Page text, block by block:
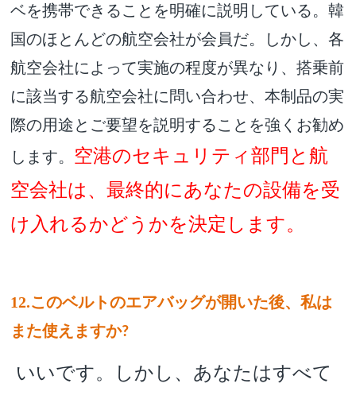
ベを携帯できることを明確に説明している。韓
国のほとんどの航空会社が会員だ。しかし、各
航空会社によって実施の程度が異なり、搭乗前
に該当する航空会社に問い合わせ、本制品の実
際の用途とご要望を説明することを強くお勧め
します。 空港のセキュリティ部門と航
空会社は、最終的にあなたの設備を受
け入れるかどうかを決定します。
12.このベルトのエアバッグが開いた後、私は
また使えますか?
いいです。しかし、あなたはすべて